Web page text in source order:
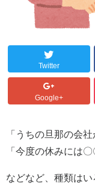
Twitter
Google+
「うちの旦那の会
「今度の休みには
などなど、種類は